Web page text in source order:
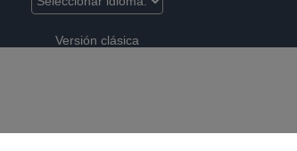
Versión clásica